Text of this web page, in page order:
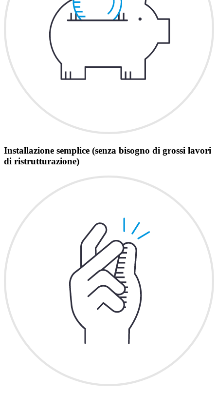
Installazione semplice (senza bisogno di grossi lavori
di ristrutturazione)